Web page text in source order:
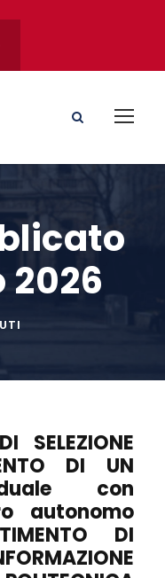
2026
SELEZIONE
DI UN
con
autonomo
DI